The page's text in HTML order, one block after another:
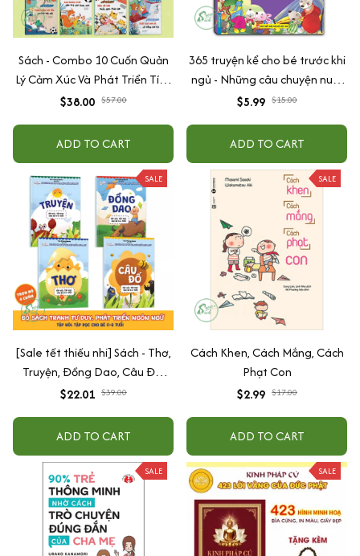
Sách - Combo 10 Cuốn Quản
Lý Cảm Xúc Và Phát Triển Tính
Cách Cho Bé Từ 2 - 6 Tuổi
$38.00 $57.00
ADD TO CART
365 truyện kể cho bé trước khi
ngủ - Những câu chuyện nuôi
dưỡng cảm xúc EQ (2-12 tuổi)
$5.99 $15.00
ADD TO CART
SALE
[Sale tết thiếu nhi] Sách - Thơ,
Truyện, Đồng Dao, Câu Đố,
Tập Nói Tập Đọc Cho Bé 0-6
$22.01 $39.00
ADD TO CART
SALE
Cách Khen, Cách Mắng, Cách
Phạt Con
$2.99 $17.00
ADD TO CART
SALE SALE